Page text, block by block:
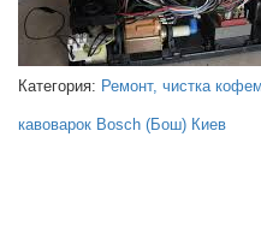
Категория: Ремонт, чистка
кавоварок Bosch (Бош) Киев